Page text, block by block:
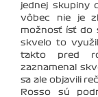
jednej skupiny
vôbec nie je
možnosť ísť do
skvelo to
takto pred
zaznamenal
sa ale objavili
Rosso sú